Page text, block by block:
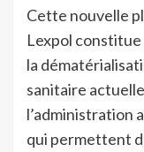
Cette nouvelle
Lexpol
la
sanitaire
l’administration
qui permettent